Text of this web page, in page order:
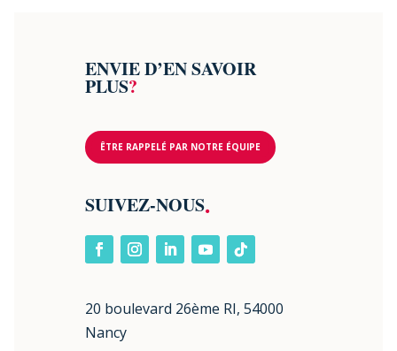
ENVIE D’EN SAVOIR
PLUS?
ÊTRE RAPPELÉ PAR NOTRE ÉQUIPE
SUIVEZ-NOUS.
20 boulevard 26ème RI, 54000
Nancy